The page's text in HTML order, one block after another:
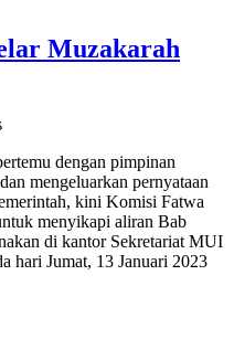
Muzakarah
dengan pimpinan
mengeluarkan pernyataan
kini Komisi Fatwa
menyikapi aliran Bab
di kantor Sekretariat MUI
hari Jumat, 13 Januari 2023